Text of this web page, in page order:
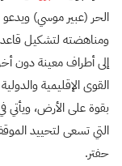
الحر (عبير موسي) ويدعو
ومناهضته لتشكيل
إلى أطراف معينة دون
القوى الإقليمية
بقوة على الأرض،
التي تسعى لتحييد
حفتر.